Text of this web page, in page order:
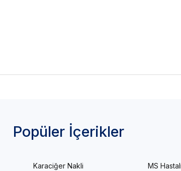
Popüler İçerikler
Karaciğer Nakli MS